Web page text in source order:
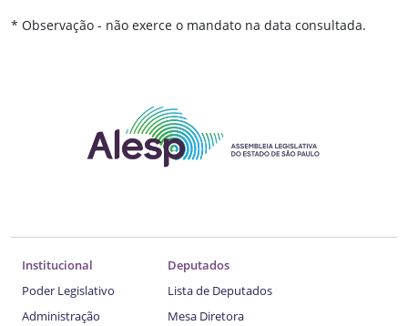
* Observação - não exerce o mandato na data consultada.
Institucional
Poder Legislativo
Administração
Deputados
Lista de Deputados
Mesa Diretora